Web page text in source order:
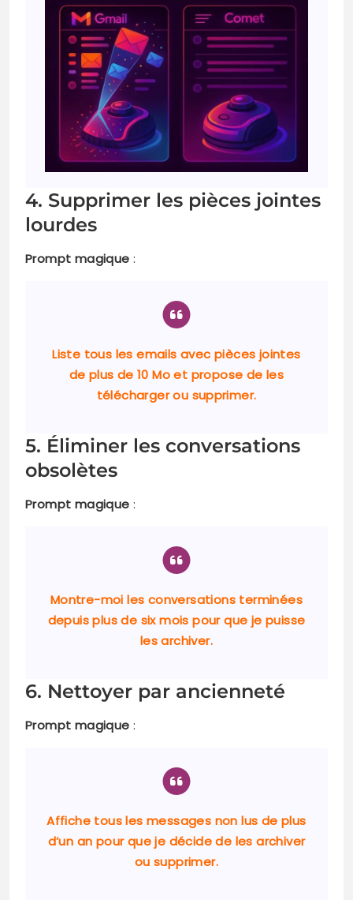
4. Supprimer les pièces jointes
lourdes
Prompt magique :
Liste tous les emails avec pièces jointes
de plus de 10 Mo et propose de les
télécharger ou supprimer.
5. Éliminer les conversations
obsolètes
Prompt magique :
Montre-moi les conversations terminées
depuis plus de six mois pour que je puisse
les archiver.
6. Nettoyer par ancienneté
Prompt magique :
Affiche tous les messages non lus de plus
d’un an pour que je décide de les archiver
ou supprimer.